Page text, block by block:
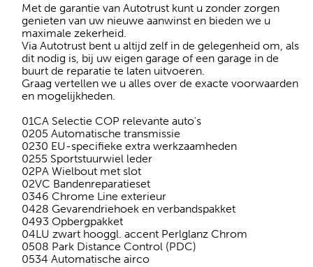
Met de garantie van Autotrust kunt u zonder zorgen
genieten van uw nieuwe aanwinst en bieden we u
maximale zekerheid.
Via Autotrust bent u altijd zelf in de gelegenheid om, als
dit nodig is, bij uw eigen garage of een garage in de
buurt de reparatie te laten uitvoeren.
Graag vertellen we u alles over de exacte voorwaarden
en mogelijkheden.
01CA Selectie COP relevante auto's
0205 Automatische transmissie
0230 EU-specifieke extra werkzaamheden
0255 Sportstuurwiel leder
02PA Wielbout met slot
02VC Bandenreparatieset
0346 Chrome Line exterieur
0428 Gevarendriehoek en verbandspakket
0493 Opbergpakket
04LU zwart hooggl. accent Perlglanz Chrom
0508 Park Distance Control (PDC)
0534 Automatische airco